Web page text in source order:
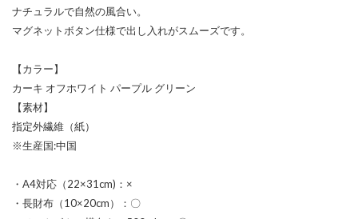
ナチュラルで自然の風合い。
マグネットボタン仕様で出し入れがスムーズです。
【カラー】
カーキ オフホワイト パープル グリーン
【素材】
指定外繊維（紙）
※生産国:中国
・A4対応（22×31cm)：×
・長財布（10×20cm）：〇